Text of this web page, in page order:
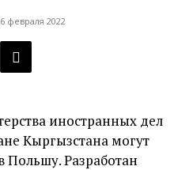
февраля 2022
иностранных дел
Кыргызстана могут
Польшу. Разработан